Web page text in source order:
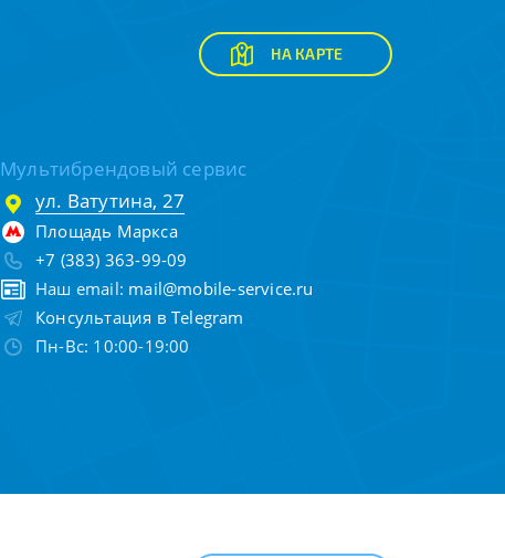
НА КАРТЕ
Мультибрендовый сервис
ул. Ватутина, 27
Площадь Маркса
+7 (383) 363-99-09
Наш email: mail@mobile-service.ru
Консультация в Telegram
Пн-Вс: 10:00-19:00